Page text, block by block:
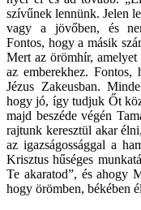
szívűnek lennünk. Jelen
vagy a jövőben, és
Fontos, hogy a másik
Mert az örömhír,
az emberekhez.
Jézus Zakeusban.
hogy jó, így tudjuk Őt
majd beszéde végén
rajtunk keresztül akar
az igazságossággal a
Krisztus hűséges
Te akaratod”, és ahogy
hogy örömben, békében